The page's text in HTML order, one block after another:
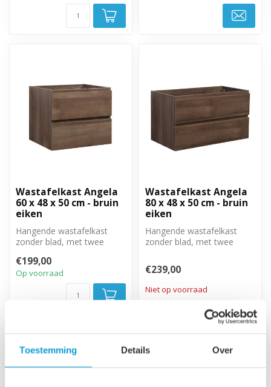
Toestemming Details Over
Wastafelkast Angela
60 x 48 x 50 cm - bruin
eiken
Hangende wastafelkast
zonder blad, met twee
€199,00
Op voorraad
Wastafelkast Angela
80 x 48 x 50 cm - bruin
eiken
Hangende wastafelkast
zonder blad, met twee
€239,00
Niet op voorraad